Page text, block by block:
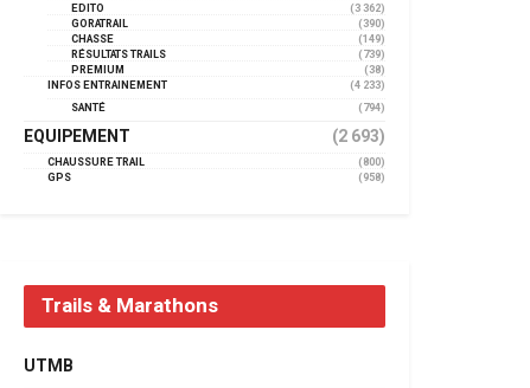
EDITO
(3 362)
GORATRAIL
(390)
CHASSE
(149)
RÉSULTATS TRAILS
(739)
PREMIUM
(38)
INFOS ENTRAINEMENT
(4 233)
SANTÉ
(794)
EQUIPEMENT (2 693)
CHAUSSURE TRAIL
(800)
GPS
(958)
Trails & Marathons
UTMB